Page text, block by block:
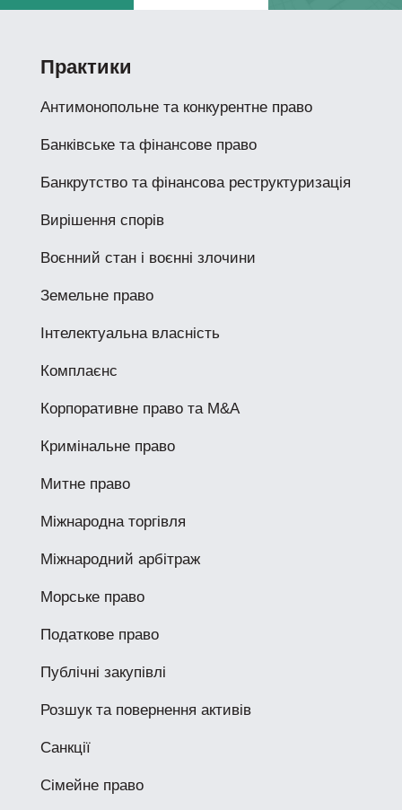
Практики
Антимонопольне та конкурентне право
Банківське та фінансове право
Банкрутство та фінансова реструктуризація
Вирішення спорів
Воєнний стан і воєнні злочини
Земельне право
Інтелектуальна власність
Комплаєнс
Корпоративне право та M&A
Кримінальне право
Митне право
Міжнародна торгівля
Міжнародний арбітраж
Морське право
Податкове право
Публічні закупівлі
Розшук та повернення активів
Санкції
Сімейне право